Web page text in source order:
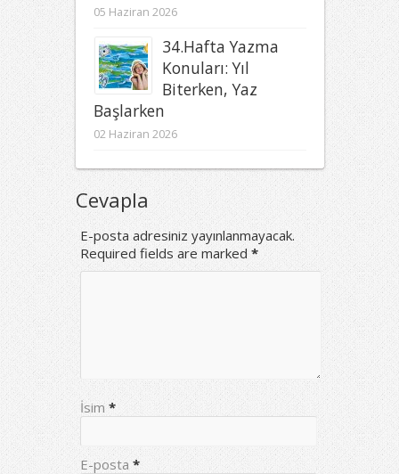
05 Haziran 2026
34.Hafta Yazma
Konuları: Yıl
Biterken, Yaz
Başlarken
02 Haziran 2026
Cevapla
E-posta adresiniz yayınlanmayacak.
Required fields are marked *
İsim *
E-posta *